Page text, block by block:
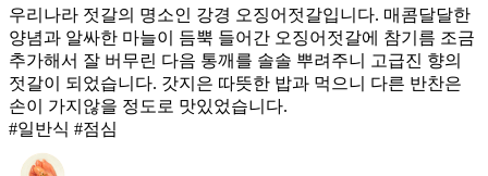
우리나라 젓갈의 명소인 강경 오징어젓갈입니다. 매콤달달한
양념과 알싸한 마늘이 듬뿍 들어간 오징어젓갈에 참기름 조금
추가해서 잘 버무린 다음 통깨를 솔솔 뿌려주니 고급진 향의
젓갈이 되었습니다. 갓지은 따뜻한 밥과 먹으니 다른 반찬은
손이 가지않을 정도로 맛있었습니다.
#일반식 #점심